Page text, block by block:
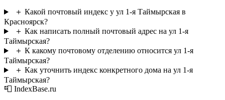
＋ Какой почтовый индекс у ул 1-я Таймырская в
Красноярск?
＋ Как написать полный почтовый адрес на ул 1-я
Таймырская?
＋ К какому почтовому отделению относится ул 1-я
Таймырская?
＋ Как уточнить индекс конкретного дома на ул 1-я
Таймырская?
📮 IndexBase.ru